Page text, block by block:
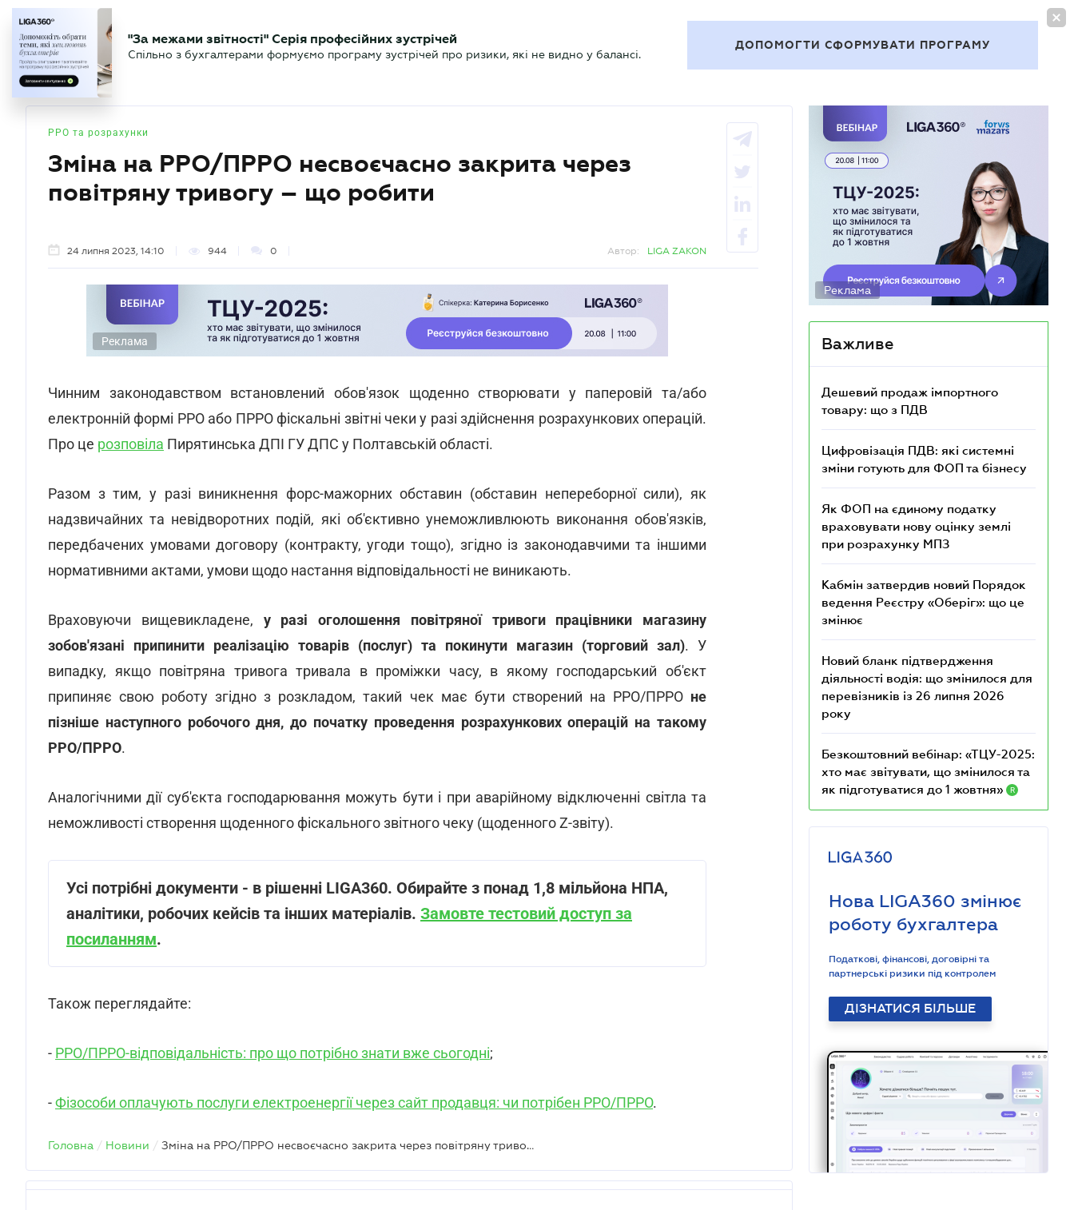
БУХГАЛТЕР Новини Аналітика Календар Актуально
"За межами звітності" Серія професійних зустрічей
Спільно з бухгалтерами формуємо програму зустрічей про ризики, які не видно у балансі.
ДОПОМОГТИ СФОРМУВАТИ ПРОГРАМУ
РРО та розрахунки
Зміна на РРО/ПРРО несвоєчасно закрита через
повітряну тривогу – що робити
24 липня 2023, 14:10 944 0 Автор: LIGA ZAKON
Реклама
Чинним законодавством встановлений обов'язок щоденно створювати у паперовій та/або
електронній формі РРО або ПРРО фіскальні звітні чеки у разі здійснення розрахункових операцій.
Про це розповіла Пирятинська ДПІ ГУ ДПС у Полтавській області.
Разом з тим, у разі виникнення форс-мажорних обставин (обставин непереборної сили), як
надзвичайних та невідворотних подій, які об'єктивно унеможливлюють виконання обов'язків,
передбачених умовами договору (контракту, угоди тощо), згідно із законодавчими та іншими
нормативними актами, умови щодо настання відповідальності не виникають.
Враховуючи вищевикладене, у разі оголошення повітряної тривоги працівники магазину
зобов'язані припинити реалізацію товарів (послуг) та покинути магазин (торговий зал). У
випадку, якщо повітряна тривога тривала в проміжки часу, в якому господарський об'єкт
припиняє свою роботу згідно з розкладом, такий чек має бути створений на РРО/ПРРО не
пізніше наступного робочого дня, до початку проведення розрахункових операцій на такому
РРО/ПРРО.
Аналогічними дії суб'єкта господарювання можуть бути і при аварійному відключенні світла та
неможливості створення щоденного фіскального звітного чеку (щоденного Z-звіту).
Усі потрібні документи - в рішенні LIGA360. Обирайте з понад 1,8 мільйона НПА,
аналітики, робочих кейсів та інших матеріалів. Замовте тестовий доступ за
посиланням.
Також переглядайте:
- РРО/ПРРО-відповідальність: про що потрібно знати вже сьогодні;
-Фізособи оплачують послуги електроенергії через сайт продавця: чи потрібен РРО/ПРРО.
Головна / Новини / Зміна на РРО/ПРРО несвоєчасно закрита через повітряну тривогу – що робити
Реклама
Важливе
Дешевий продаж імпортного
товару: що з ПДВ
Цифровізація ПДВ: які системні
зміни готують для ФОП та бізнесу
Як ФОП на єдиному податку
враховувати нову оцінку землі
при розрахунку МПЗ
Кабмін затвердив новий Порядок
ведення Реєстру «Оберіг»: що це
змінює
Новий бланк підтвердження
діяльності водія: що змінилося для
перевізників із 26 липня 2026
року
Безкоштовний вебінар: «ТЦУ-2025:
хто має звітувати, що змінилося та
як підготуватися до 1 жовтня»
R
Нова LIGA360 змінює
роботу бухгалтера
Податкові, фінансові, договірні та
партнерські ризики під контролем
ДІЗНАТИСЯ БІЛЬШЕ